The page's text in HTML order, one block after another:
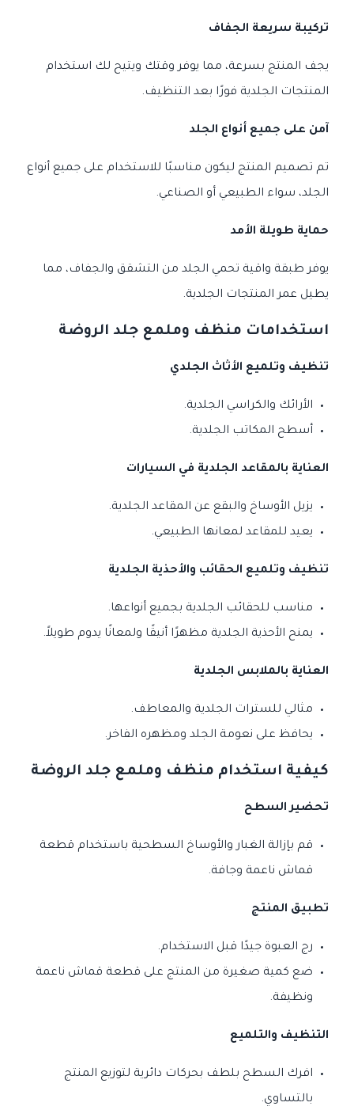
تركيبة سريعة الجفاف
يجف المنتج بسرعة، مما يوفر وقتك ويتيح لك استخدام
المنتجات الجلدية فورًا بعد التنظيف.
آمن على جميع أنواع الجلد
تم تصميم المنتج ليكون مناسبًا للاستخدام على جميع أنواع
الجلد، سواء الطبيعي أو الصناعي.
حماية طويلة الأمد
يوفر طبقة واقية تحمي الجلد من التشقق والجفاف، مما
يطيل عمر المنتجات الجلدية.
استخدامات منظف وملمع جلد الروضة
تنظيف وتلميع الأثاث الجلدي
الأرائك والكراسي الجلدية.
أسطح المكاتب الجلدية.
العناية بالمقاعد الجلدية في السيارات
يزيل الأوساخ والبقع عن المقاعد الجلدية.
يعيد للمقاعد لمعانها الطبيعي.
تنظيف وتلميع الحقائب والأحذية الجلدية
مناسب للحقائب الجلدية بجميع أنواعها.
يمنح الأحذية الجلدية مظهرًا أنيقًا ولمعانًا يدوم طويلاً.
العناية بالملابس الجلدية
مثالي للسترات الجلدية والمعاطف.
يحافظ على نعومة الجلد ومظهره الفاخر.
كيفية استخدام منظف وملمع جلد الروضة
تحضير السطح
قم بإزالة الغبار والأوساخ السطحية باستخدام قطعة
قماش ناعمة وجافة.
تطبيق المنتج
رج العبوة جيدًا قبل الاستخدام.
ضع كمية صغيرة من المنتج على قطعة قماش ناعمة
ونظيفة.
التنظيف والتلميع
افرك السطح بلطف بحركات دائرية لتوزيع المنتج
بالتساوي.